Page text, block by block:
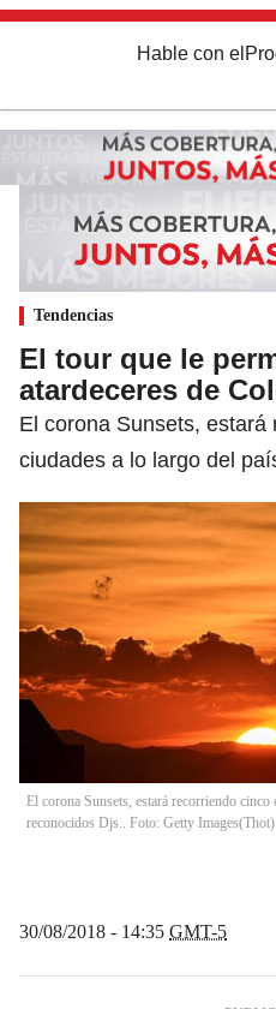
Hable con el
Tendencias
El tour que le
atardeceres de
El corona Sunsets, estará
ciudades a lo largo del
El corona Sunsets, estará recorriendo
reconocidos Djs.. Foto: Getty Images(Thot)
30/08/2018 - 14:35 GMT-5